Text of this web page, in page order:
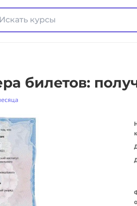
Искать курсы
билетов: